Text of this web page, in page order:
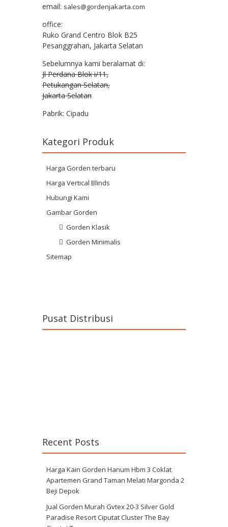
email: sales@gordenjakarta.com
office:
Ruko Grand Centro Blok B25
Pesanggrahan, Jakarta Selatan
Sebelumnya kami beralamat di:
Jl Perdana Blok i/11,
Petukangan Selatan,
Jakarta Selatan
Pabrik: Cipadu
Kategori Produk
Harga Gorden terbaru
Harga Vertical Blinds
Hubungi Kami
Gambar Gorden
Gorden Klasik
Gorden Minimalis
Sitemap
Pusat Distribusi
Recent Posts
Harga Kain Gorden Hanum Hbm 3 Coklat
Apartemen Grand Taman Melati Margonda 2
Beji Depok
Jual Gorden Murah Gvtex 20-3 Silver Gold
Paradise Resort Ciputat Cluster The Bay